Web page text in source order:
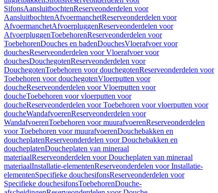
SifonsAansluitbochtenReserveonderdelen voor
AansluitbochtenAfvoermanchetReserveonderdelen voor
AfvoermanchetAfvoerpluggenReserveonderdelen voor
AfvoerpluggenToebehorenReserveonderdelen voor
ToebehorenDouches en badenDouchesVloerafvoer voor
douchesReserveonderdelen voor Vloerafvoer voor
douchesDouchegotenReserveonderdelen voor
DouchegotenToebehoren voor douchegotenReserveonderdelen voor
Toebehoren voor douchegotenVloerputten voor
doucheReserveonderdelen voor Vloerputten voor
doucheToebehoren voor vloerputten voor
doucheReserveonderdelen voor Toebehoren voor vloerputten voor
doucheWandafvoerenReserveonderdelen voor
WandafvoerenToebehoren voor muurafvoerenReserveonderdelen
voor Toebehoren voor muurafvoerenDouchebakken en
doucheplatenReserveonderdelen voor Douchebakken en
doucheplatenDoucheplaten van mineraal
materiaalReserveonderdelen voor Doucheplaten van mineraal
materiaalInstallatie-elementenReserveonderdelen voor Installatie-
elementenSpecifieke douchesifonsReserveonderdelen voor
Specifieke douchesifonsToebehorenDouche-